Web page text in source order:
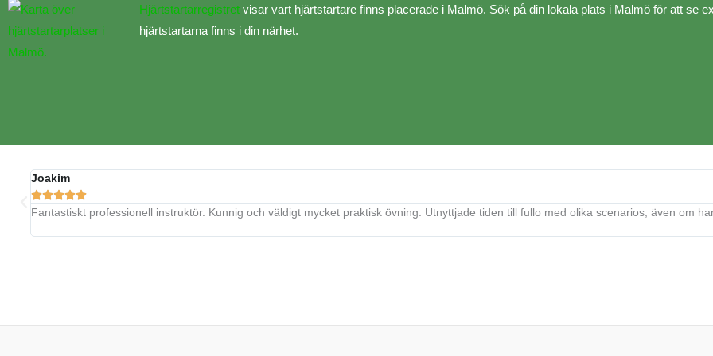
Hjärtstartarregistretvisar vart hjärtstartare finns placerade i Malmö. Sök på din lokala plats i Malmö för att se
hjärtstartarna finns i din närhet.
Joakim

Fantastiskt professionell instruktör. Kunnig och väldigt mycket praktisk övning. Utnyttjade tiden till fullo med olika scenarios, även om